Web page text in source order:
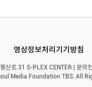
영상정보처리기기방침
산로 31 S-PLEX CENTER | 문
Media Foundation TBS. All